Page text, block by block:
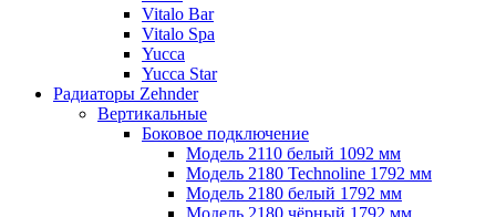
Vitalo Bar
Vitalo Spa
Yucca
Yucca Star
Радиаторы Zehnder
Вертикальные
Боковое подключение
Модель 2110 белый 1092 мм
Модель 2180 Technoline 1792 мм
Модель 2180 белый 1792 мм
Модель 2180 чёрный 1792 мм